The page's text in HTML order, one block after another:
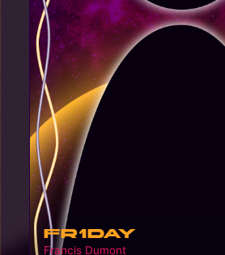
FR1DAY
Francis Dumont